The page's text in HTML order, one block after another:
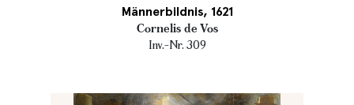
Männerbildnis, 1621
Cornelis de Vos
Inv.-Nr. 309